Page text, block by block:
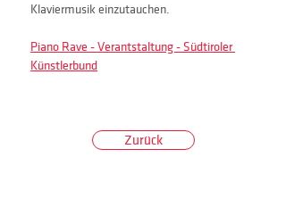
Klaviermusik einzutauchen.
Piano Rave - Verantstaltung - Südtiroler
Künstlerbund
Zurück